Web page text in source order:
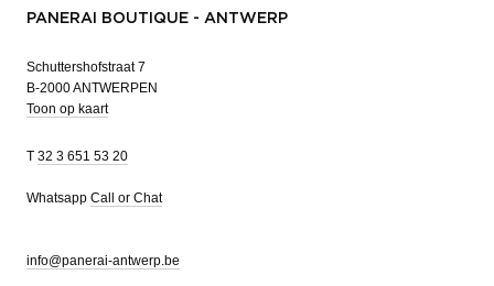
PANERAI BOUTIQUE - ANTWERP
Schuttershofstraat 7
B-2000 ANTWERPEN
Toon op kaart
T 32 3 651 53 20
Whatsapp Call or Chat
info@panerai-antwerp.be